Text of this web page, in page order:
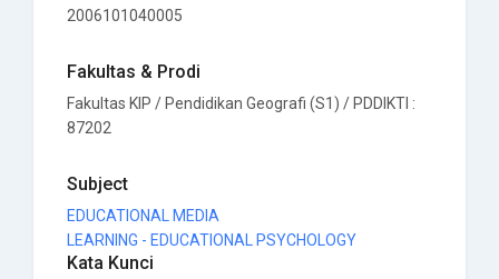
2006101040005
Fakultas & Prodi
Fakultas KIP / Pendidikan Geografi (S1) / PDDIKTI :
87202
Subject
EDUCATIONAL MEDIA
LEARNING - EDUCATIONAL PSYCHOLOGY
Kata Kunci